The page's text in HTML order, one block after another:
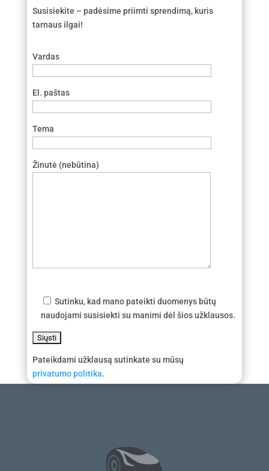
Susisiekite – padėsime priimti sprendimą, kuris
tarnaus ilgai!
Vardas
El. paštas
Tema
Žinutė (nebūtina)
Sutinku, kad mano pateikti duomenys būtų
naudojami susisiekti su manimi dėl šios užklausos.
Pateikdami užklausą sutinkate su mūsų
privatumo politika.